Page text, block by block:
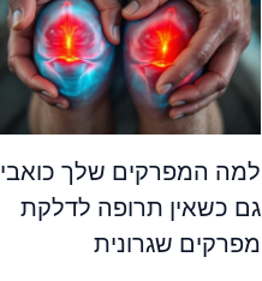
למה המפרקים שלך
גם כשאין תרופה לדלקת
מפרקים שגרונית